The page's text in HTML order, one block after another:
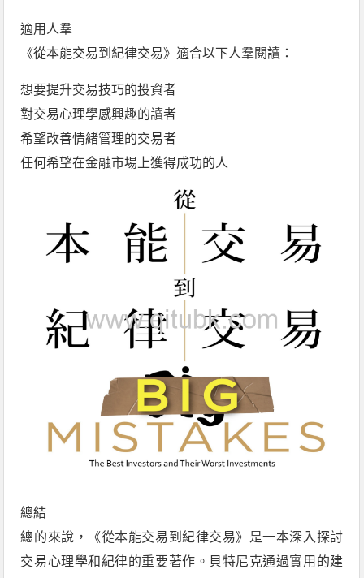
適用人羣
《從本能交易到紀律交易》適合以下人羣閱讀：
想要提升交易技巧的投資者
對交易心理學感興趣的讀者
希望改善情緒管理的交易者
任何希望在金融市場上獲得成功的人
總結
總的來說，《從本能交易到紀律交易》是一本深入探討
交易心理學和紀律的重要著作。貝特尼克通過實用的建